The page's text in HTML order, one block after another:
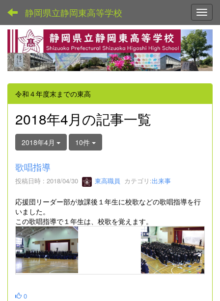
静岡県立静岡東高等学校
令和４年度末までの東高
2018年4月の記事一覧
2018年4月 10件
歌唱指導
投稿日時 : 2018/04/30 東高職員 カテゴリ:出来事
応援団リーダー部が放課後１年生に校歌などの歌唱指導を行
いました。
この歌唱指導で１年生は、校歌を覚えます。
0